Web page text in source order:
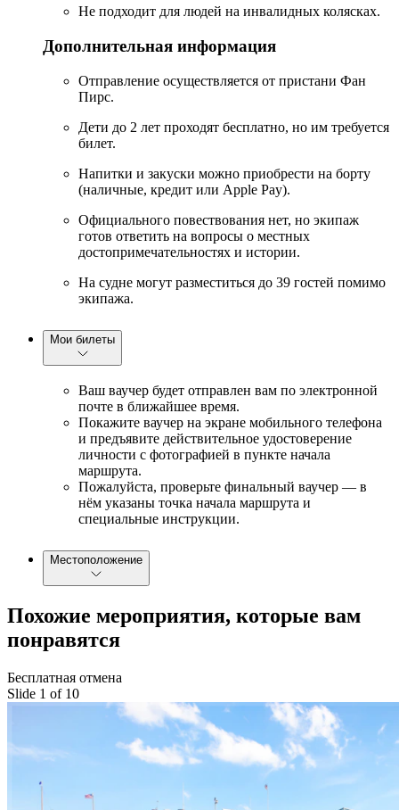
Не подходит для людей на инвалидных колясках.
Дополнительная информация
Отправление осуществляется от пристани Фан
Пирс.
Дети до 2 лет проходят бесплатно, но им требуется
билет.
Напитки и закуски можно приобрести на борту
(наличные, кредит или Apple Pay).
Официального повествования нет, но экипаж
готов ответить на вопросы о местных
достопримечательностях и истории.
На судне могут разместиться до 39 гостей помимо
экипажа.
Мои билеты
Ваш ваучер будет отправлен вам по электронной
почте в ближайшее время.
Покажите ваучер на экране мобильного телефона
и предъявите действительное удостоверение
личности с фотографией в пункте начала
маршрута.
Пожалуйста, проверьте финальный ваучер — в
нём указаны точка начала маршрута и
специальные инструкции.
Местоположение
Похожие мероприятия, которые вам
понравятся
Бесплатная отмена
Slide 1 of 10